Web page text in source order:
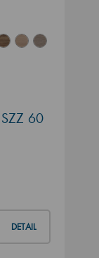
60
DETAIL